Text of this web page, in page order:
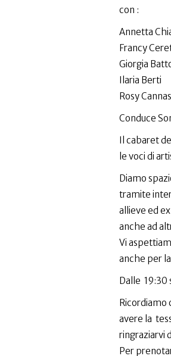
con :
Annetta
Francy
Giorgia
Ilaria Berti
Rosy Cannas
Conduce
Il cabaret
le voci di
Diamo
tramite
allieve ed
anche ad
Vi
anche per
Dalle 19:30
Ricordiamo
avere la
ringraziarvi
Per